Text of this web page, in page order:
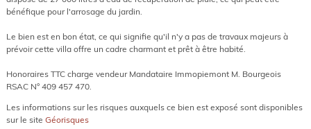
bénéfique pour l'arrosage du jardin.
Le bien est en bon état, ce qui signifie qu'il n'y a pas de travaux majeurs à
prévoir cette villa offre un cadre charmant et prêt à être habité.
Honoraires TTC charge vendeur Mandataire Immopiemont M. Bourgeois
RSAC N° 409 457 470.
Les informations sur les risques auxquels ce bien est exposé sont disponibles
sur le site Géorisques